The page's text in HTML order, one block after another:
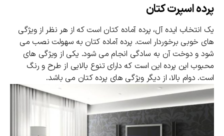
پرده اسپرت کتان
یک انتخاب ایده آل، پرده آماده کتان است که از هر نظر از ویژگی
های خوبی برخوردار است. پرده آماده کتان به سهولت نصب می
شود و دوخت آن به سادگی انجام می شود. یکی از ویژگی های
محبوب این پرده این است که دارای تنوع بالایی از طرح و رنگ
است. دوام بالا، از دیگر ویژگی های پرده کتان می باشد.